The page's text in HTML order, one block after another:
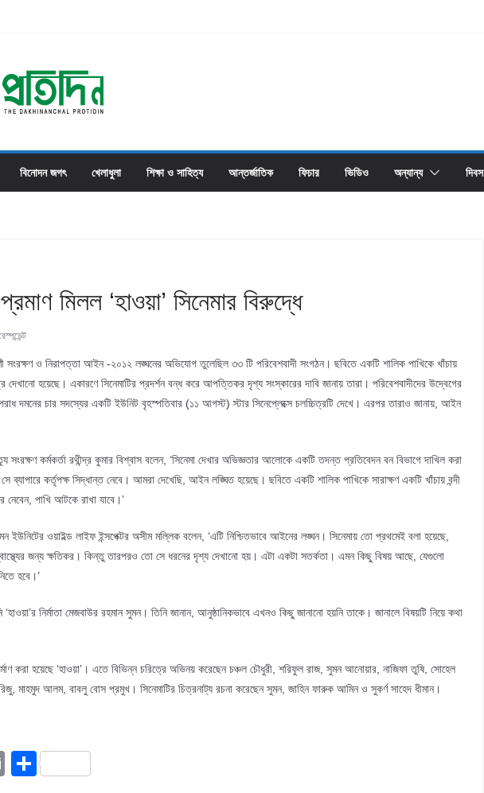
বিনোদন জগৎ খেলাধুলা শিক্ষা ও সাহিত্য আন্তর্জাতিক ফিচার ভিডিও অন্যান্য দিবস
মিলল ‘হাওয়া’ সিনেমার বিরুদ্ধে
সংরক্ষণ ও নিরাপত্তা আইন -২০১২ লঙ্ঘনের অভিযোগ তুলেছিল ৩৩ টি পরিবেশবাদী সংগঠন। ছবিতে একটি শালিক পাখিকে খাঁচায়
দেখানো হয়েছে। একারণে সিনেমাটির প্রদর্শন বন্ধ করে আপত্তিকর দৃশ্য সংস্কারের দাবি জানায় তারা। পরিবেশবাদীদের উদ্বেগের
দমনের চার সদস্যের একটি ইউনিট বৃহস্পতিবার (১১ আগস্ট) স্টার সিনেপ্লেক্সে চলচ্চিত্রটি দেখে। এরপর তারাও জানায়, আইন
সংরক্ষণ কর্মকর্তা রথীন্দ্র কুমার বিশ্বাস বলেন, ‘সিনেমা দেখার অভিজ্ঞতার আলোকে একটি তদন্ত প্রতিবেদন বন বিভাগে দাখিল করা
ব্যাপারে কর্তৃপক্ষ সিদ্ধান্ত নেবে। আমরা দেখেছি, আইন লঙ্ঘিত হয়েছে। ছবিতে একটি শালিক পাখিকে সারাক্ষণ একটি খাঁচায় বন্দী
নেবেন, পাখি আটকে রাখা যাবে।’
ইউনিটের ওয়াইল্ড লাইফ ইন্সপেক্টর অসীম মল্লিক বলেন, ‘এটি নিশ্চিতভাবে আইনের লঙ্ঘন। সিনেমায় তো প্রথমেই বলা হয়েছে,
জন্য ক্ষতিকর। কিন্তু তারপরও তো সে ধরনের দৃশ্য দেখানো হয়। এটা একটা সতর্কতা। এমন কিছু বিষয় আছে, যেগুলো
হবে।’
নির্মাতা মেজবাউর রহমান সুমন। তিনি জানান, আনুষ্ঠানিকভাবে এখনও কিছু জানানো হয়নি তাকে। জানালে বিষয়টি নিয়ে কথা
করা হয়েছে ‘হাওয়া’। এতে বিভিন্ন চরিত্রে অভিনয় করেছেন চঞ্চল চৌধুরী, শরিফুল রাজ, সুমন আনোয়ার, নাজিফা তুষি, সোহেল
মাহমুদ আলম, বাবলু বোস প্রমুখ। সিনেমাটির চিত্রনাট্য রচনা করেছেন সুমন, জাহিন ফারুক আমিন ও সুকর্ণ সাহেদ ধীমান।
E S